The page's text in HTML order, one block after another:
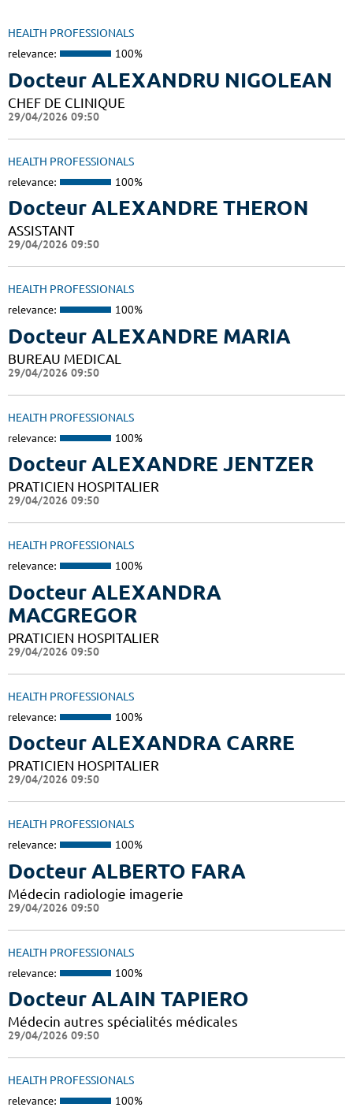
HEALTH PROFESSIONALS
relevance: 100%
Docteur ALEXANDRU NIGOLEAN
CHEF DE CLINIQUE
29/04/2026 09:50
HEALTH PROFESSIONALS
relevance: 100%
Docteur ALEXANDRE THERON
ASSISTANT
29/04/2026 09:50
HEALTH PROFESSIONALS
relevance: 100%
Docteur ALEXANDRE MARIA
BUREAU MEDICAL
29/04/2026 09:50
HEALTH PROFESSIONALS
relevance: 100%
Docteur ALEXANDRE JENTZER
PRATICIEN HOSPITALIER
29/04/2026 09:50
HEALTH PROFESSIONALS
relevance: 100%
Docteur ALEXANDRA
MACGREGOR
PRATICIEN HOSPITALIER
29/04/2026 09:50
HEALTH PROFESSIONALS
relevance: 100%
Docteur ALEXANDRA CARRE
PRATICIEN HOSPITALIER
29/04/2026 09:50
HEALTH PROFESSIONALS
relevance: 100%
Docteur ALBERTO FARA
Médecin radiologie imagerie
29/04/2026 09:50
HEALTH PROFESSIONALS
relevance: 100%
Docteur ALAIN TAPIERO
Médecin autres spécialités médicales
29/04/2026 09:50
HEALTH PROFESSIONALS
relevance: 100%